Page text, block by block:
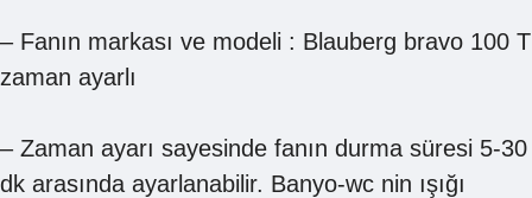
– Fanın markası ve modeli : Blauberg bravo 100 T
zaman ayarlı
– Zaman ayarı sayesinde fanın durma süresi 5-30
dk arasında ayarlanabilir. Banyo-wc nin ışığı